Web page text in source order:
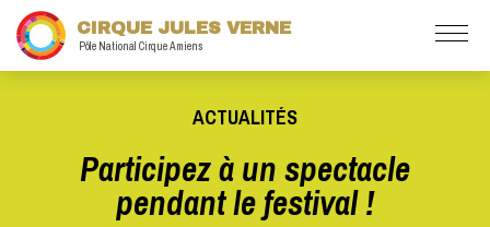
CIRQUE JULES VERNE
Pôle National Cirque Amiens
ACTUALITÉS
Participez à un spectacle
pendant le festival !